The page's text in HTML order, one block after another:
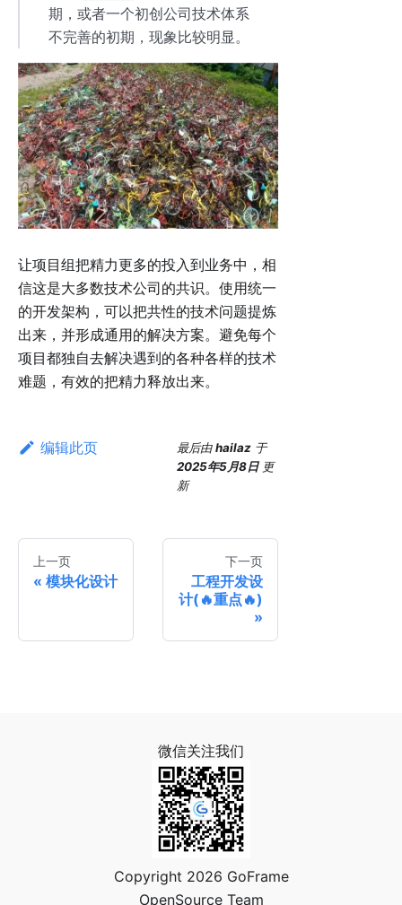
期，或者一个初创公司技术体系
不完善的初期，现象比较明显。
让项目组把精力更多的投入到业务中，相
信这是大多数技术公司的共识。使用统一
的开发架构，可以把共性的技术问题提炼
出来，并形成通用的解决方案。避免每个
项目都独自去解决遇到的各种各样的技术
难题，有效的把精力释放出来。
编辑此页 最后由hailaz 于
2025年5月8日 更
新
上一页
模块化设计
下一页
工程开发设
计(🔥重点🔥)
微信关注我们
Copyright 2026 GoFrame
OpenSource Team